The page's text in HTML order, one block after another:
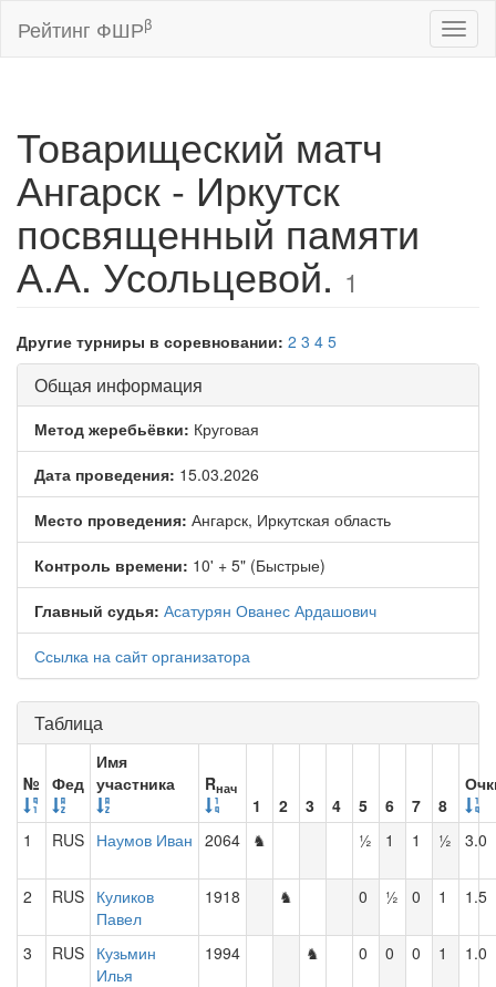
Рейтинг ФШРβ
Товарищеский матч
Ангарск - Иркутск
посвященный памяти
А.А. Усольцевой. 1
Другие турниры в соревновании: 2 3 4 5
Общая информация
Метод жеребьёвки: Круговая
Дата проведения: 15.03.2026
Место проведения: Ангарск, Иркутская область
Контроль времени: 10' + 5" (Быстрые)
Главный судья: Асатурян Ованес Ардашович
Ссылка на сайт организатора
Таблица
№ Фед
Имя
участника
Rнач
1 2 3 4 5 6 7 8
1 RUS Наумов Иван 2064 ♞ ½ 1 1 ½ 3.0
2 RUS Куликов
Павел
1918 ♞ 0 ½ 0 1 1.5
3 RUS Кузьмин
Илья
1994 ♞ 0 0 0 1 1.0